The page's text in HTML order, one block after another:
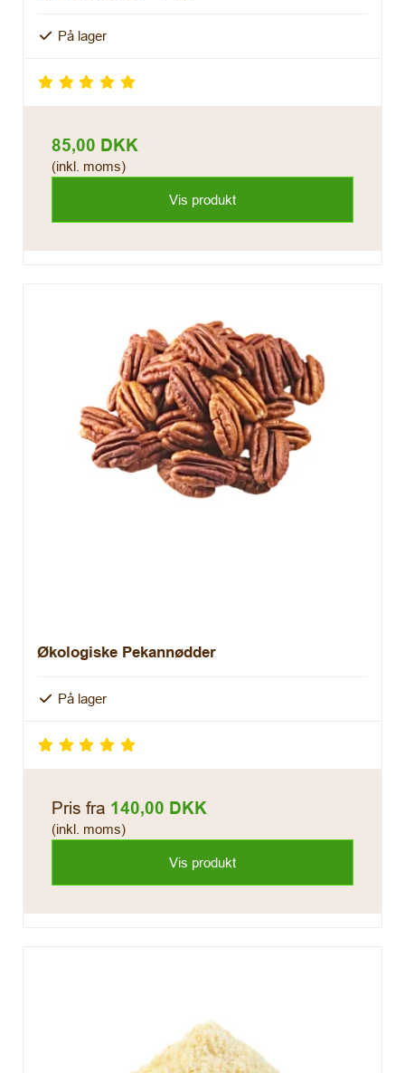
På lager
85,00 DKK
(inkl. moms)
Vis produkt
Økologiske Pekannødder
På lager
Pris fra 140,00 DKK
(inkl. moms)
Vis produkt